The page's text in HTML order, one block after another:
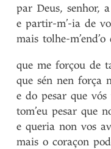
par Deus, senhor, a
e partir-m’-ia de
mais tolhe-m’end’o
que me forçou de
que sén nen força
e do pesar que vós
tom’eu pesar que
e queria non vos
mais o coraçon